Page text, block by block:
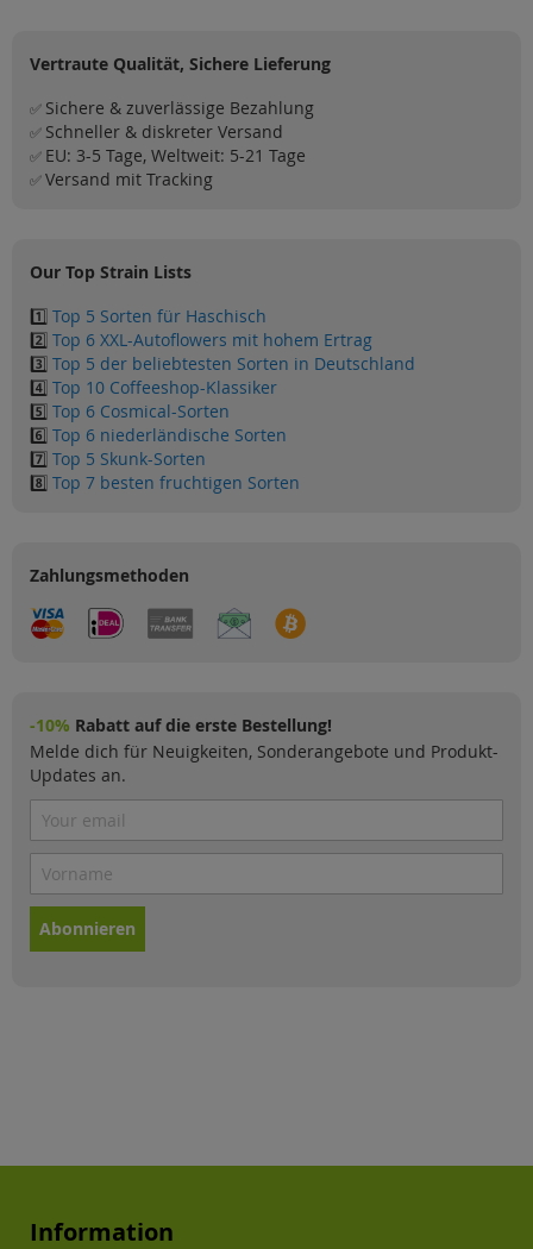
Vertraute Qualität, Sichere Lieferung
✅ Sichere & zuverlässige Bezahlung
✅ Schneller & diskreter Versand
✅ EU: 3-5 Tage, Weltweit: 5-21 Tage
✅Versand mit Tracking
Our Top Strain Lists
1️⃣ Top 5 Sorten für Haschisch
2️⃣ Top 6 XXL-Autoflowers mit hohem Ertrag
3️⃣ Top 5 der beliebtesten Sorten in Deutschland
4️⃣ Top 10 Coffeeshop-Klassiker
5️⃣ Top 6 Cosmical-Sorten
6️⃣ Top 6 niederländische Sorten
7️⃣ Top 5 Skunk-Sorten
8️⃣ Top 7 besten fruchtigen Sorten
Zahlungsmethoden
-10% Rabatt auf die erste Bestellung!
Melde dich für Neuigkeiten, Sonderangebote und Produkt-
Updates an.
Abonnieren
Information